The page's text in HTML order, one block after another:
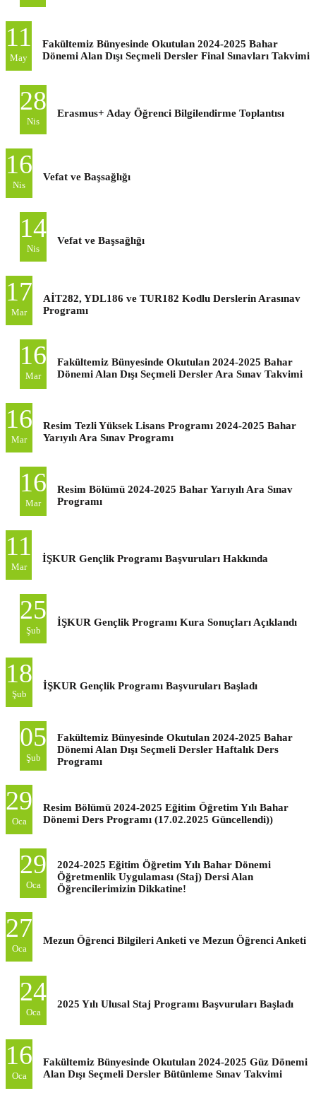
11
May
Fakültemiz Bünyesinde Okutulan 2024-2025 Bahar
Dönemi Alan Dışı Seçmeli Dersler Final Sınavları Takvimi
28
Nis
Erasmus+ Aday Öğrenci Bilgilendirme Toplantısı
16
Nis
Vefat ve Başsağlığı
14
Nis
Vefat ve Başsağlığı
17
Mar
AİT282, YDL186 ve TUR182 Kodlu Derslerin Arasınav
Programı
16
Mar
Fakültemiz Bünyesinde Okutulan 2024-2025 Bahar
Dönemi Alan Dışı Seçmeli Dersler Ara Sınav Takvimi
16
Mar
Resim Tezli Yüksek Lisans Programı 2024-2025 Bahar
Yarıyılı Ara Sınav Programı
16
Mar
Resim Bölümü 2024-2025 Bahar Yarıyılı Ara Sınav
Programı
11
Mar
İŞKUR Gençlik Programı Başvuruları Hakkında
25
Şub
İŞKUR Gençlik Programı Kura Sonuçları Açıklandı
18
Şub
İŞKUR Gençlik Programı Başvuruları Başladı
05
Şub
Fakültemiz Bünyesinde Okutulan 2024-2025 Bahar
Dönemi Alan Dışı Seçmeli Dersler Haftalık Ders
Programı
29
Oca
Resim Bölümü 2024-2025 Eğitim Öğretim Yılı Bahar
Dönemi Ders Programı (17.02.2025 Güncellendi))
29
Oca
2024-2025 Eğitim Öğretim Yılı Bahar Dönemi
Öğretmenlik Uygulaması (Staj) Dersi Alan
Öğrencilerimizin Dikkatine!
27
Oca
Mezun Öğrenci Bilgileri Anketi ve Mezun Öğrenci Anketi
24
Oca
2025 Yılı Ulusal Staj Programı Başvuruları Başladı
16
Oca
Fakültemiz Bünyesinde Okutulan 2024-2025 Güz Dönemi
Alan Dışı Seçmeli Dersler Bütünleme Sınav Takvimi